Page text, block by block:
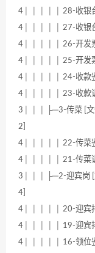
4│ │ │ │ │ 28-收银
4│ │ │ │ │ 27-收银
4│ │ │ │ │ 26-开发
4│ │ │ │ │ 25-开发
4│ │ │ │ │ 24-收款
4│ │ │ │ │ 23-收款
3│ │ │ ├─3-传菜 [文
2]
4│ │ │ │ │ 22-传菜
4│ │ │ │ │ 21-传菜
3│ │ │ ├─2-迎宾岗 [
4]
4│ │ │ │ │ 20-迎宾
4│ │ │ │ │ 19-迎宾
4│ │ │ │ │ 16-领位